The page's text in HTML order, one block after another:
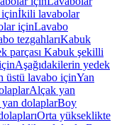
içinİkili lavabolar
içinLavabo
tezgahlarıKabuk
parçası Kabuk şekilli
Aşağıdakilerin yedek
üstü lavabo içinYan
Alçak yan
yan dolaplarBoy
Orta yükseklikte